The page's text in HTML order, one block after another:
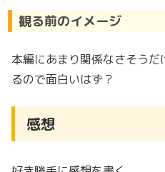
観る前のイメージ
本編にあまり関係なさそう
るので面白いはず？
感想